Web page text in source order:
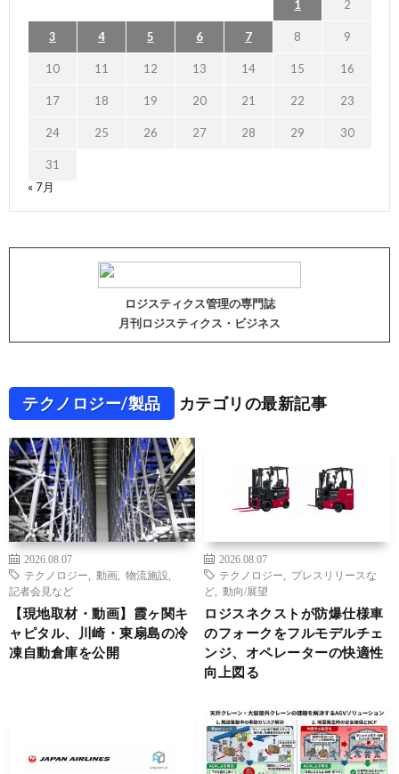
1 2
3 4 5 6 7 8 9
10 11 12 13 14 15 16
17 18 19 20 21 22 23
24 25 26 27 28 29 30
31
« 7月
ロジスティクス管理の専門誌
月刊ロジスティクス・ビジネス
テクノロジー/製品 カテゴリの最新記事
2026.08.07
テクノロジー
動画 物流施設
記者会見など
【現地取材・動画】霞ヶ関キ
ャピタル、川崎・東扇島の冷
凍自動倉庫を公開
2026.08.07
テクノロジー
プレスリリースな
ど
動向/展望
ロジスネクストが防爆仕様車
のフォークをフルモデルチェ
ンジ、オペレーターの快適性
向上図る